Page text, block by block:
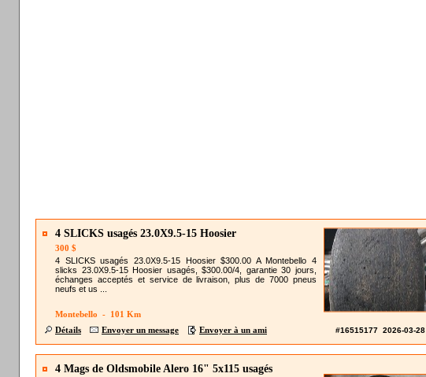
4 SLICKS usagés 23.0X9.5-15 Hoosier
300 $
4 SLICKS usagés 23.0X9.5-15 Hoosier $300.00 A Montebello 4
slicks 23.0X9.5-15 Hoosier usagés, $300.00/4, garantie 30 jours,
échanges acceptés et service de livraison, plus de 7000 pneus
neufs et us ...
Montebello - 101 Km
Détails
Envoyer un message Envoyer à un ami #16515177 2026-03-28
4 Mags de Oldsmobile Alero 16" 5x115 usagés